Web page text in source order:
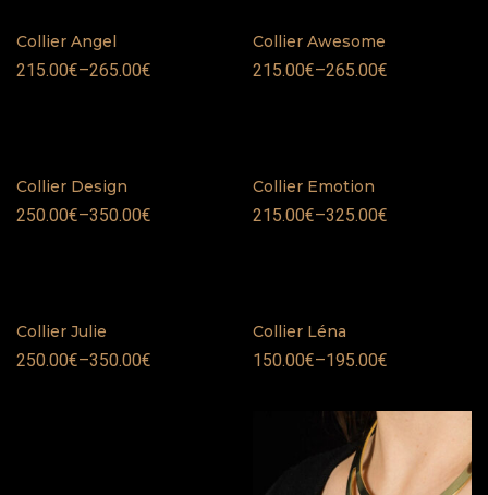
Collier Angel
215.00€–265.00€
Collier Awesome
215.00€–265.00€
Collier Design
250.00€–350.00€
Collier Emotion
215.00€–325.00€
Collier Julie
250.00€–350.00€
Collier Léna
150.00€–195.00€